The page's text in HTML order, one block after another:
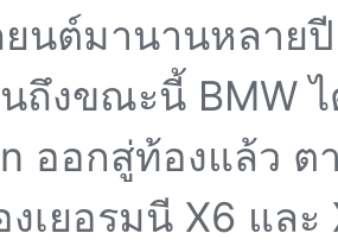
นต์มานานหลาย
ถึงขณะนี้ BMW
ออกสู่ท้องแล้ว
เยอรมนี X6 แล